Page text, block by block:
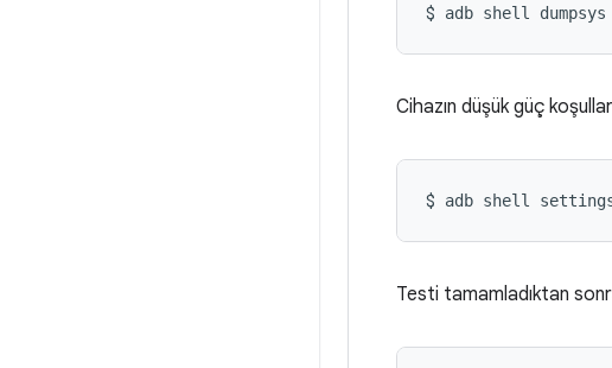
$ adb shell
Cihazın düşük güç
$ adb shell
Testi tamamladıktan